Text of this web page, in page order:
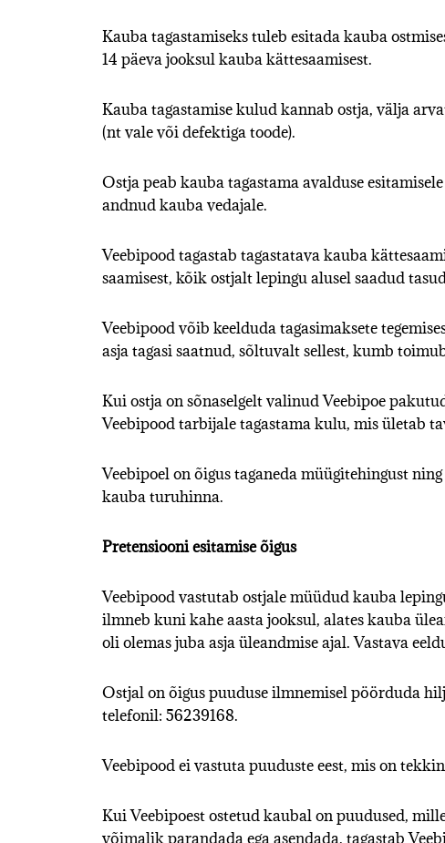
Kauba tagastamiseks tuleb esitada kauba
14 päeva jooksul kauba kättesaamisest.
Kauba tagastamise kulud kannab ostja, välja
(nt vale või defektiga toode).
Ostja peab kauba tagastama avalduse
andnud kauba vedajale.
Veebipood tagastab tagastatava kauba
saamisest, kõik ostjalt lepingu alusel saadud
Veebipood võib keelduda tagasimaksete
asja tagasi saatnud, sõltuvalt sellest, kumb
Kui ostja on sõnaselgelt valinud Veebipoe
Veebipood tarbijale tagastama kulu, mis ületab
Veebipoel on õigus taganeda müügitehingust
kauba turuhinna.
Pretensiooni esitamise õigus
Veebipood vastutab ostjale müüdud kauba
ilmneb kuni kahe aasta jooksul, alates kauba
oli olemas juba asja üleandmise ajal. Vastava
Ostjal on õigus puuduse ilmnemisel pöörduda
telefonil: 56239168.
Veebipood ei vastuta puuduste eest, mis on
Kui Veebipoest ostetud kaubal on puudused,
võimalik parandada ega asendada, tagastab